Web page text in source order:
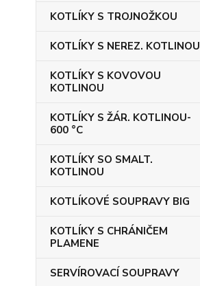
KOTLÍKY S TROJNOŽKOU
KOTLÍKY S NEREZ. KOTLINOU
KOTLÍKY S KOVOVOU
KOTLINOU
KOTLÍKY S ŽÁR. KOTLINOU-
600 °C
KOTLÍKY SO SMALT.
KOTLINOU
KOTLÍKOVÉ SOUPRAVY BIG
KOTLÍKY S CHRÁNIČEM
PLAMENE
SERVÍROVACÍ SOUPRAVY